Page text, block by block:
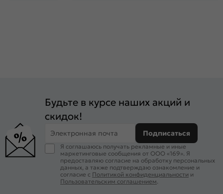
Будьте в курсе наших акций и
скидок!
Электронная почта Подписаться
Я соглашаюсь получать рекламные и иные
маркетинговые сообщения от ООО «169». Я
предоставляю согласие на обработку персональных
данных, а также подтверждаю ознакомление и
согласие с Политикой конфиденциальности и
Пользовательским соглашением.